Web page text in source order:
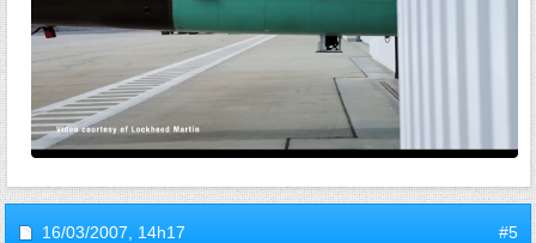
16/03/2007, 14h17 #5